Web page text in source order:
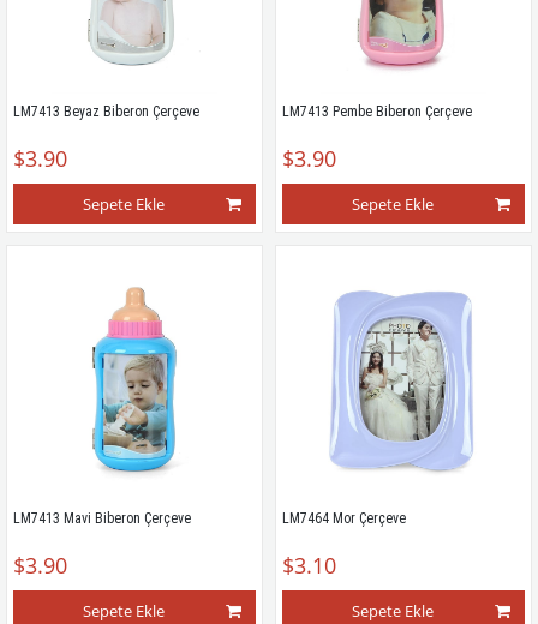
LM7413 Beyaz Biberon Çerçeve
$3.90
Sepete Ekle
LM7413 Pembe Biberon Çerçeve
$3.90
Sepete Ekle
LM7413 Mavi Biberon Çerçeve
$3.90
Sepete Ekle
LM7464 Mor Çerçeve
$3.10
Sepete Ekle